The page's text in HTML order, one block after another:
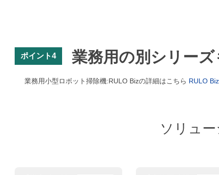
ポイント4 業務用の別シリーズ
業務用小型ロボット掃除機:RULO Bizの詳細はこちら RULO Biz
ソリュ